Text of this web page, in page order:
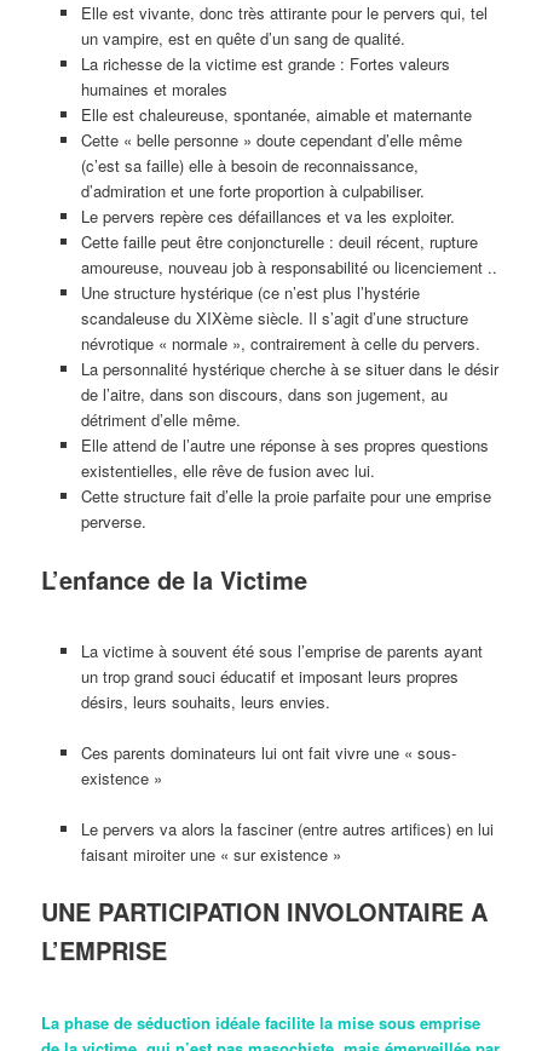
Elle est vivante, donc très attirante pour le pervers qui, tel
un vampire, est en quête d’un sang de qualité.
La richesse de la victime est grande : Fortes valeurs
humaines et morales
Elle est chaleureuse, spontanée, aimable et maternante
Cette « belle personne » doute cependant d’elle même
(c’est sa faille) elle à besoin de reconnaissance,
d’admiration et une forte proportion à culpabiliser.
Le pervers repère ces défaillances et va les exploiter.
Cette faille peut être conjoncturelle : deuil récent, rupture
amoureuse, nouveau job à responsabilité ou licenciement ..
Une structure hystérique (ce n’est plus l’hystérie
scandaleuse du XIXème siècle. Il s’agit d’une structure
névrotique « normale », contrairement à celle du pervers.
La personnalité hystérique cherche à se situer dans le désir
de l’aitre, dans son discours, dans son jugement, au
détriment d’elle même.
Elle attend de l’autre une réponse à ses propres questions
existentielles, elle rêve de fusion avec lui.
Cette structure fait d’elle la proie parfaite pour une emprise
perverse.
L’enfance de la Victime
La victime à souvent été sous l’emprise de parents ayant
un trop grand souci éducatif et imposant leurs propres
désirs, leurs souhaits, leurs envies.
Ces parents dominateurs lui ont fait vivre une « sous-
existence »
Le pervers va alors la fasciner (entre autres artifices) en lui
faisant miroiter une « sur existence »
UNE PARTICIPATION INVOLONTAIRE A
L’EMPRISE
La phase de séduction idéale facilite la mise sous emprise